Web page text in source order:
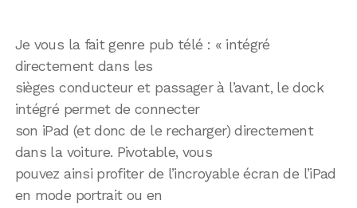
Je vous la fait genre pub télé : « intégré
directement dans les
sièges conducteur et passager à l’avant, le dock
intégré permet de connecter
son iPad (et donc de le recharger) directement
dans la voiture. Pivotable, vous
pouvez ainsi profiter de l’incroyable écran de l’iPad
en mode portrait ou en